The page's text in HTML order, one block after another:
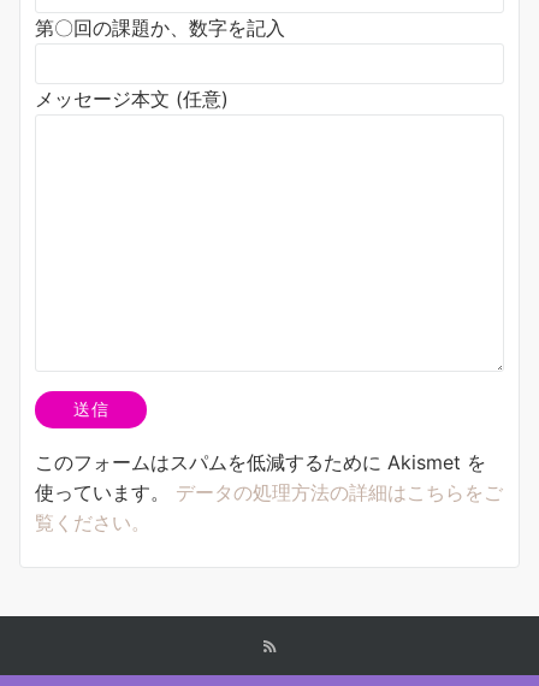
第〇回の課題か、数字を記入
メッセージ本文 (任意)
このフォームはスパムを低減するために Akismet を
使っています。 データの処理方法の詳細はこちらをご
覧ください。